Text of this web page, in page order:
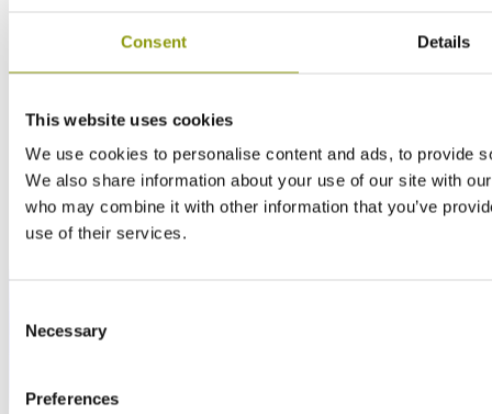
Consent Details
This website uses cookies
We use cookies to personalise content and ads, to provide
We also share information about your use of our site with
who may combine it with other information that you’ve
use of their services.
Selection
Necessary
Preferences